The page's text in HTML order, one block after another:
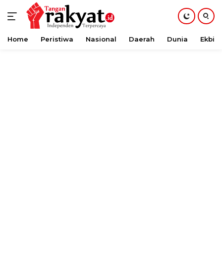
Langsung
Home Peristiwa Nasional Daerah Dunia Ekbis